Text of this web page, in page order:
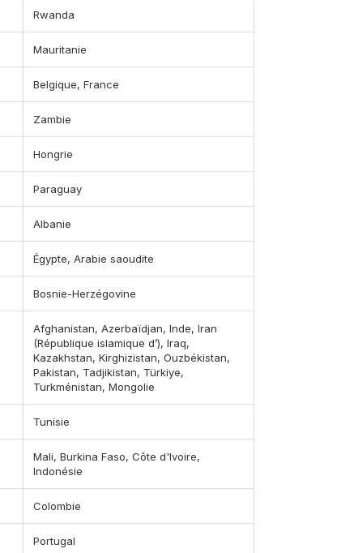
Rwanda
Mauritanie
Belgique, France
Zambie
Hongrie
Paraguay
Albanie
Égypte, Arabie saoudite
Bosnie-Herzégovine
Afghanistan, Azerbaïdjan, Inde, Iran
(République islamique d’), Iraq,
Kazakhstan, Kirghizistan, Ouzbékistan,
Pakistan, Tadjikistan, Türkiye,
Turkménistan, Mongolie
Tunisie
Mali, Burkina Faso, Côte d'Ivoire,
Indonésie
Colombie
Portugal